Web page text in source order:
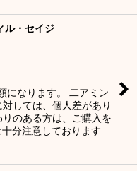
ル・セイジ
になります。 二アミン
しては、個人差があり
のある方は、ご購入を
分注意しております